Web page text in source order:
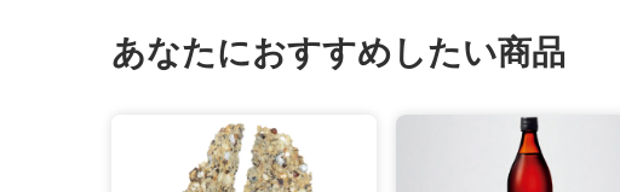
あなたにおすすめしたい商品